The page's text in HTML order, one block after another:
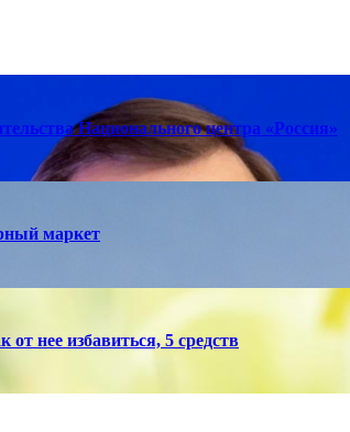
Национального центра «Россия»
маркет
нее избавиться, 5 средств